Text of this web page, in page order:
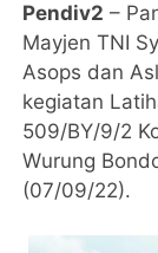
Pendiv2 –
Mayjen TNI
Asops dan
kegiatan
509/BY/9/2
Wurung
(07/09/22).